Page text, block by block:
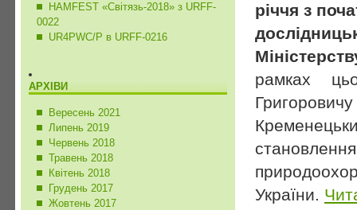
HAMFEST «Світязь-2018» з URFF-
0022
UR4PWC/P в URFF-0216
АРХІВИ
Вересень 2021
Липень 2019
Червень 2018
Травень 2018
Квітень 2018
Грудень 2017
Жовтень 2017
річчя з
рамках
України.